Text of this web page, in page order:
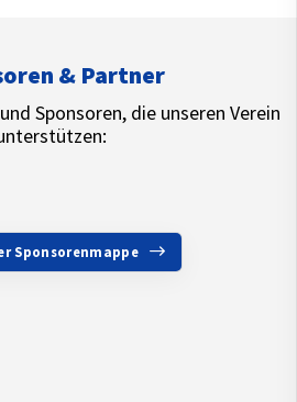
& Partner
Sponsoren, die unseren Verein
Sponsorenmappe